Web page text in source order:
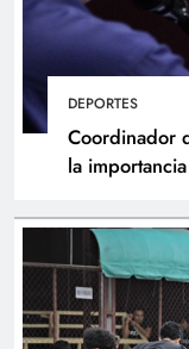
DEPORTES
Coordinador
la